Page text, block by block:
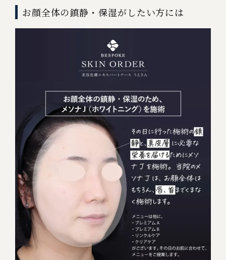
お顔全体の鎮静・保湿がしたい方には